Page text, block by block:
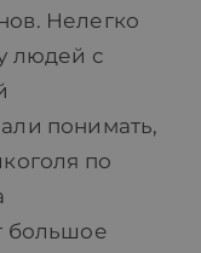
Нелегко
людей с
понимать,
по
большое